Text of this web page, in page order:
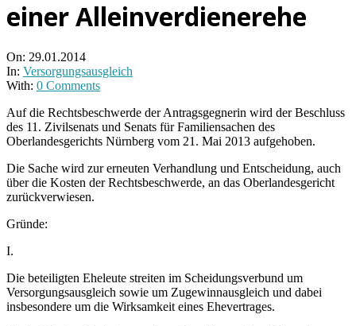
einer Alleinverdienerehe
On: 29.01.2014
In: Versorgungsausgleich
With: 0 Comments
Auf die Rechtsbeschwerde der Antragsgegnerin wird der Beschluss
des 11. Zivilsenats und Senats für Familiensachen des
Oberlandesgerichts Nürnberg vom 21. Mai 2013 aufgehoben.
Die Sache wird zur erneuten Verhandlung und Entscheidung, auch
über die Kosten der Rechtsbeschwerde, an das Oberlandesgericht
zurückverwiesen.
Gründe:
I.
Die beteiligten Eheleute streiten im Scheidungsverbund um
Versorgungsausgleich sowie um Zugewinnausgleich und dabei
insbesondere um die Wirksamkeit eines Ehevertrages.